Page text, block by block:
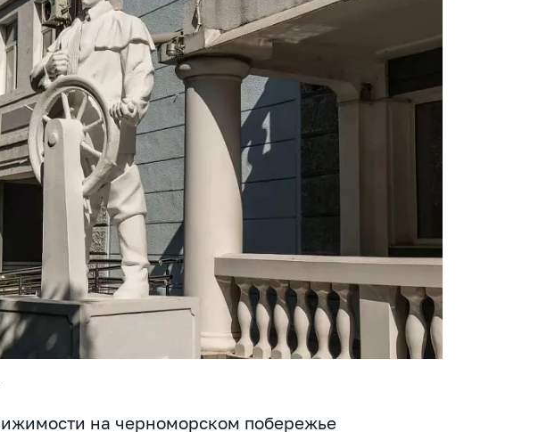
на черноморском побережье